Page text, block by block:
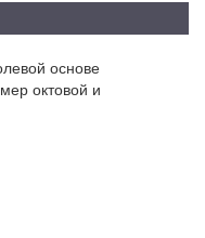
основе
октовой и